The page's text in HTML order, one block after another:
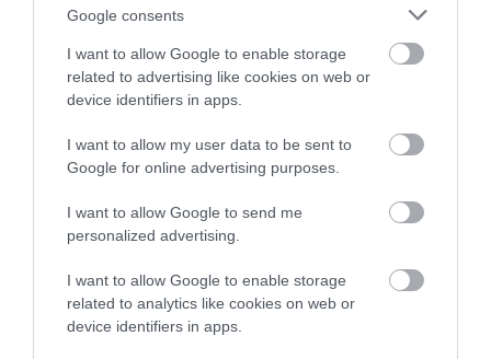
Google consents
I want to allow Google to enable storage
related to advertising like cookies on web or
device identifiers in apps.
I want to allow my user data to be sent to
Google for online advertising purposes.
I want to allow Google to send me
personalized advertising.
I want to allow Google to enable storage
related to analytics like cookies on web or
device identifiers in apps.
ELSZIGETELTSÉGBEN ÉLŐK
ÉLETÉBEN, ÉS
REMÉLHETŐLEG ELŐKÉSZÍTI
AZ UTAT A HOSSZABB TÁVÚ,
INGYENES
TÖMEGKÖZLEKEDÉS FELÉ
GLASGOW-BAN.
tette hozzá.